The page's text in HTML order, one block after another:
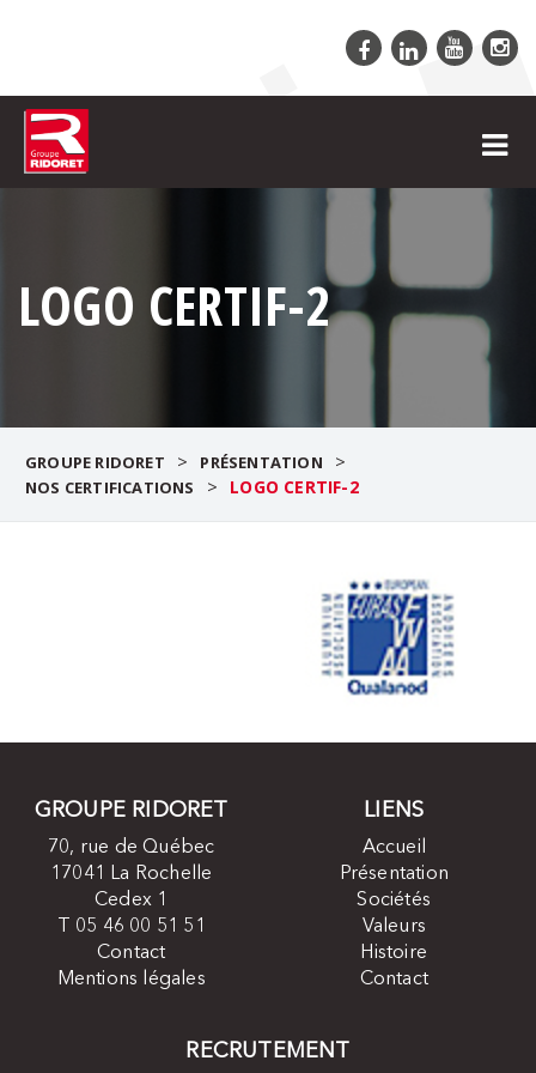
LOGO CERTIF-2
GROUPE RIDORET > PRÉSENTATION >
NOS CERTIFICATIONS > LOGO CERTIF-2
GROUPE RIDORET
70, rue de Québec
17041 La Rochelle
Cedex 1
T 05 46 00 51 51
Contact
Mentions légales
LIENS
Accueil
Présentation
Sociétés
Valeurs
Histoire
Contact
RECRUTEMENT